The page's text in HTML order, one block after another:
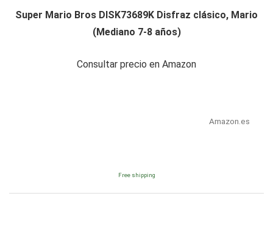
Super Mario Bros DISK73689K Disfraz clásico, Mario
(Mediano 7-8 años)
Consultar precio en Amazon
Amazon.es
Free shipping